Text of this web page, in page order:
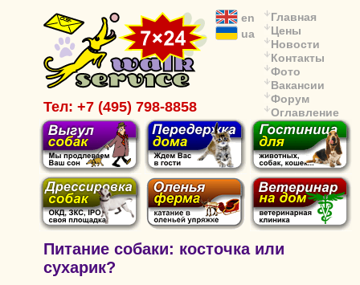
Тел: +7 (495) 798-8858
en
ua
Главная
Цены
Новости
Контакты
Фото
Вакансии
Форум
Оглавление
Питание собаки: косточка или
сухарик?